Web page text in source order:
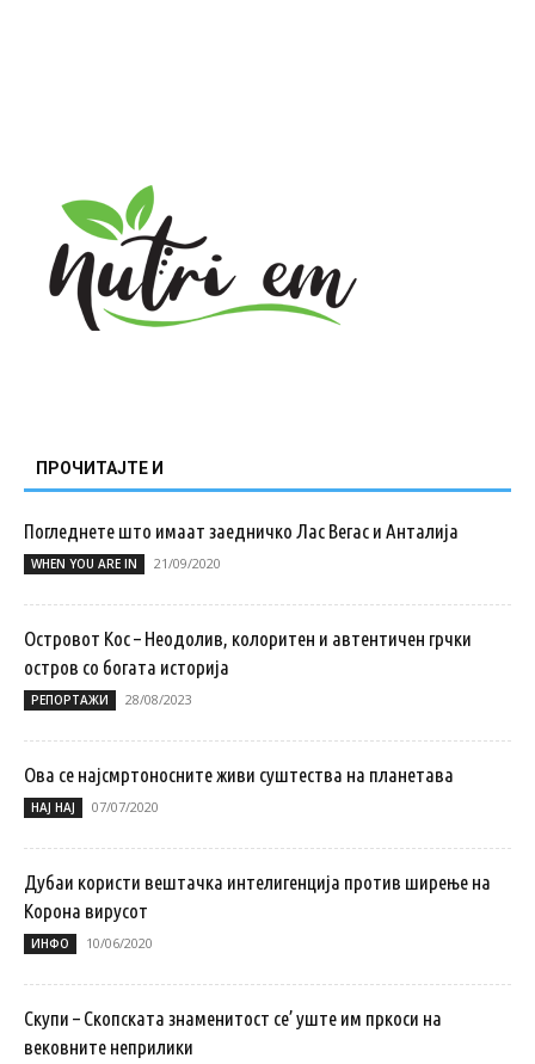
ПРОЧИТАЈТЕ И
Погледнете што имаат заедничко Лас Вегас и Анталија
WHEN YOU ARE IN 21/09/2020
Островот Кос – Неодолив, колоритен и автентичен грчки
остров со богата историја
РЕПОРТАЖИ 28/08/2023
Ова се најсмртоносните живи суштества на планетава
НАЈ НАЈ 07/07/2020
Дубаи користи вештачка интелигенција против ширење на
Корона вирусот
ИНФО 10/06/2020
Скупи – Скопската знаменитост се’ уште им пркоси на
вековните неприлики